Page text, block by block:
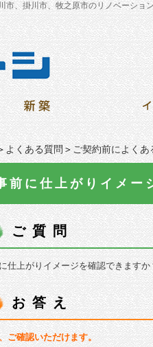
市、掛川市、牧之原市のリノベーショ
よくある質問＞ご契約前によくあ
前に仕上がりイメー
ご質問
仕上がりイメージを確認できますか
お答え
ご確認いただけます。